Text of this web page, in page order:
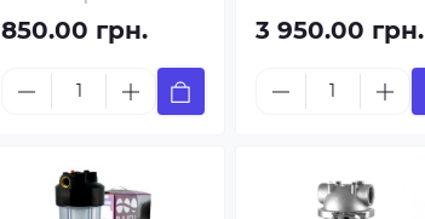
850.00 грн. 3 950.00 грн.